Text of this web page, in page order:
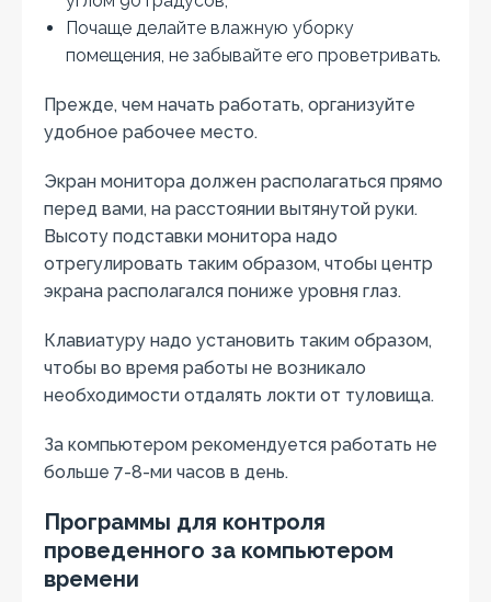
Почаще делайте влажную уборку
помещения, не забывайте его проветривать.
Прежде, чем начать работать, организуйте
удобное рабочее место.
Экран монитора должен располагаться прямо
перед вами, на расстоянии вытянутой руки.
Высоту подставки монитора надо
отрегулировать таким образом, чтобы центр
экрана располагался пониже уровня глаз.
Клавиатуру надо установить таким образом,
чтобы во время работы не возникало
необходимости отдалять локти от туловища.
За компьютером рекомендуется работать не
больше 7-8-ми часов в день.
Программы для контроля
проведенного за компьютером
времени